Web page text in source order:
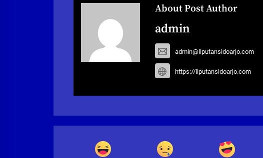
About Post Author
admin
admin@liputansidoarjo.com
https://liputansidoarjo.com